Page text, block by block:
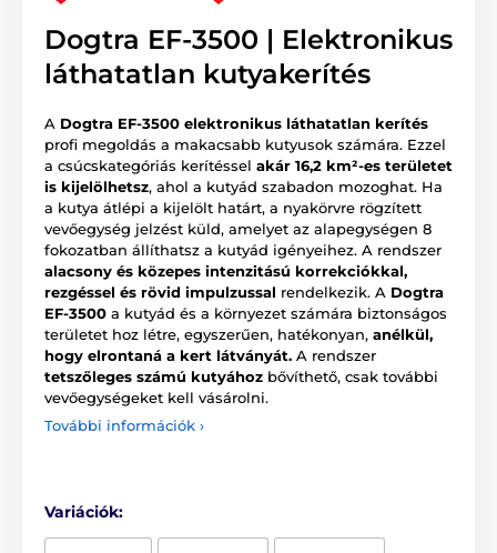
Dogtra EF-3500 | Elektronikus
láthatatlan kutyakerítés
A Dogtra EF-3500 elektronikus láthatatlan kerítés
profi megoldás a makacsabb kutyusok számára. Ezzel
a csúcskategóriás kerítéssel akár 16,2 km²-es területet
is kijelölhetsz, ahol a kutyád szabadon mozoghat. Ha
a kutya átlépi a kijelölt határt, a nyakörvre rögzített
vevőegység jelzést küld, amelyet az alapegységen 8
fokozatban állíthatsz a kutyád igényeihez. A rendszer
alacsony és közepes intenzitású korrekciókkal,
rezgéssel és rövid impulzussal rendelkezik. A Dogtra
EF-3500 a kutyád és a környezet számára biztonságos
területet hoz létre, egyszerűen, hatékonyan, anélkül,
hogy elrontaná a kert látványát. A rendszer
tetszőleges számú kutyához bővíthető, csak további
vevőegységeket kell vásárolni.
További információk ›
Variációk: